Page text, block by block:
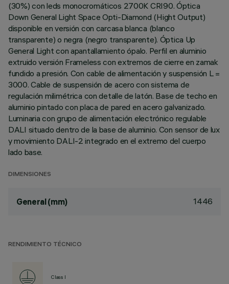
(30%) con leds monocromáticos 2700K CRI90. Óptica
Down General Light Space Opti-Diamond (Hight Output)
disponible en versión con carcasa blanca (blanco
transparente) o negra (negro transparente). Óptica Up
General Light con apantallamiento ópalo. Perfil en aluminio
extruido versión Frameless con extremos de cierre en zamak
fundido a presión. Con cable de alimentación y suspensión L =
3000. Cable de suspensión de acero con sistema de
regulación milimétrica con detalle de latón. Base de techo en
aluminio pintado con placa de pared en acero galvanizado.
Luminaria con grupo de alimentación electrónico regulable
DALI situado dentro de la base de aluminio. Con sensor de lux
y movimiento DALI-2 integrado en el extremo del cuerpo
lado base.
DIMENSIONES
General (mm) 1446
RENDIMIENTO TÉCNICO
Class I